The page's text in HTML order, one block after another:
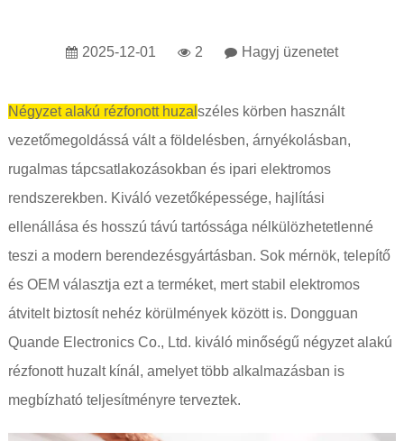
2025-12-01 2 Hagyj üzenetet
Négyzet alakú rézfonott huzal széles körben használt
vezetőmegoldássá vált a földelésben, árnyékolásban,
rugalmas tápcsatlakozásokban és ipari elektromos
rendszerekben. Kiváló vezetőképessége, hajlítási
ellenállása és hosszú távú tartóssága nélkülözhetetlenné
teszi a modern berendezésgyártásban. Sok mérnök, telepítő
és OEM választja ezt a terméket, mert stabil elektromos
átvitelt biztosít nehéz körülmények között is. Dongguan
Quande Electronics Co., Ltd. kiváló minőségű négyzet alakú
rézfonott huzalt kínál, amelyet több alkalmazásban is
megbízható teljesítményre terveztek.